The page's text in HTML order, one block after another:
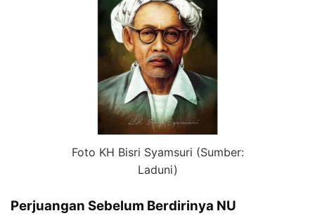
Foto KH Bisri Syamsuri (Sumber:
Laduni)
Perjuangan Sebelum Berdirinya NU